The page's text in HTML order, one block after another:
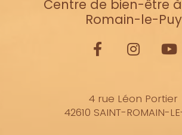
Centre de bien-être
Romain-le-Puy
4 rue Léon Portier
42610 SAINT-ROMAIN-